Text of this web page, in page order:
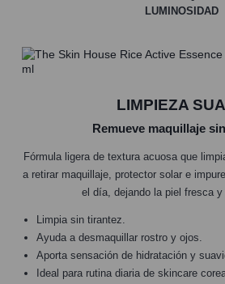
LUMINOSIDAD
LIMPIEZA
Remueve maquillaje
Fórmula ligera de textura acuosa que
a retirar maquillaje, protector solar e
el día, dejando la piel fresca y
Limpia sin tirantez.
Ayuda a desmaquillar rostro y ojos.
Aporta sensación de hidratación y
Ideal para rutina diaria de skincare